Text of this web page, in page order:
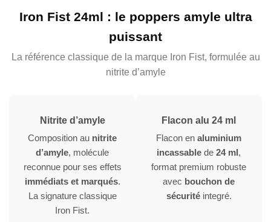
Iron Fist 24ml : le poppers amyle ultra
puissant
La référence classique de la marque Iron Fist, formulée au
nitrite d’amyle
Nitrite d’amyle
Composition au nitrite
d’amyle, molécule
reconnue pour ses effets
immédiats et marqués.
La signature classique
Iron Fist.
Flacon alu 24 ml
Flacon en aluminium
incassable de 24 ml,
format premium robuste
avec bouchon de
sécuritéintegré.